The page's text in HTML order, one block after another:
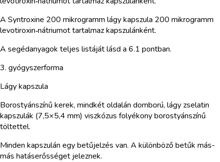
A Syntroxine 200 mikrogramm lágy kapszula 200 mikrogramm
levotiroxin‑nátriumot tartalmaz kapszulánként.
A segédanyagok teljes listáját lásd a 6.1 pontban.
3. gyógyszerforma
Lágy kapszula
Borostyánszínű kerek, mindkét oldalán domború, lágy zselatin
kapszulák (7,5×5,4 mm) viszkózus folyékony borostyánszínű
töltettel.
Minden kapszulán egy betűjelzés van. A különböző betűk más-
más hatáserősséget jeleznek.